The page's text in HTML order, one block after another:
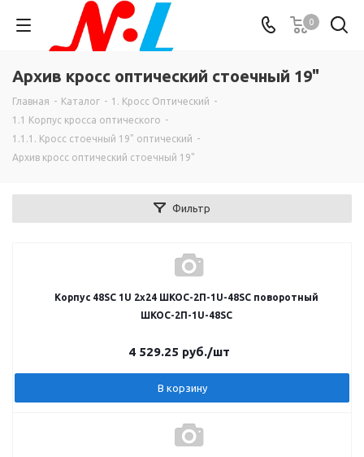
0
Архив кросс оптический стоечный 19"
Главная - Каталог - 1. Кросс Оптический -
1.1 Корпус кросса оптического -
1.1.1. Кросс стоечный 19" оптический -
Архив кросс оптический стоечный 19"
Фильтр
Корпус 48SC 1U 2х24 ШКОС-2П-1U-48SC поворотный
ШКОС-2П-1U-48SC
4 529.25 руб./шт
В корзину